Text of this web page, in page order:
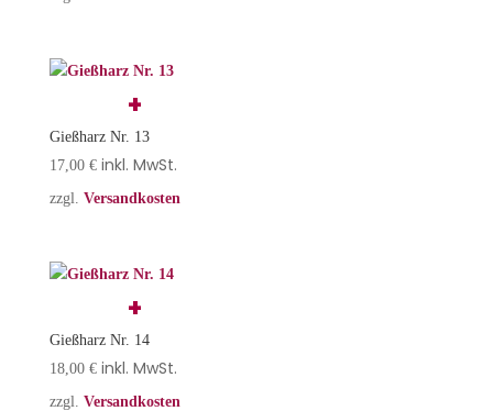
Gießharz Nr. 13
17,00 € inkl. MwSt.
zzgl. Versandkosten
Gießharz Nr. 14
18,00 € inkl. MwSt.
zzgl. Versandkosten